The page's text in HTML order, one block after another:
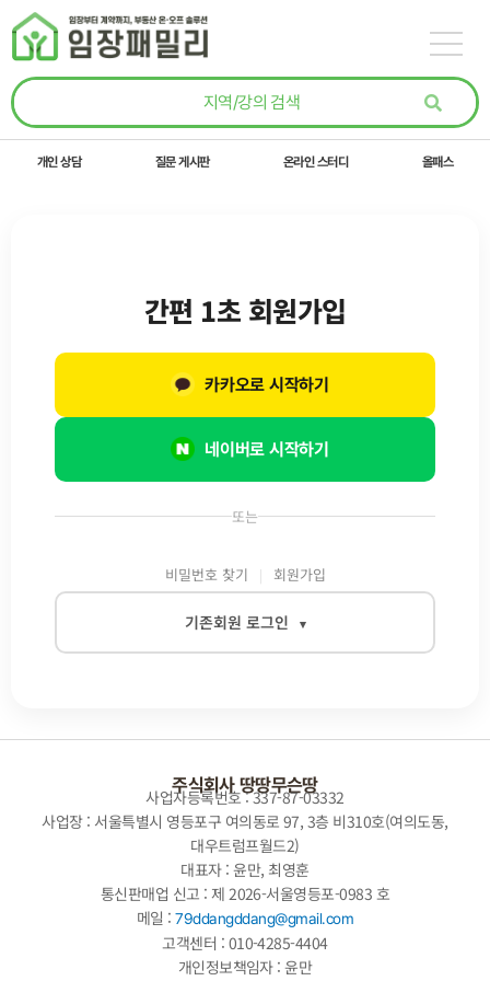
콘텐츠로
건너뛰기
개인 상담 질문 게시판 온라인 스터디 올패스
또는
비밀번호 찾기 회원가입
기존회원 로그인 ▾
로그인
간편 1초 회원가입
네이버로 시작하기
카카오로 시작하기
주식회사 땅땅무슨땅
사업자등록번호 : 337-87-03332
사업장 : 서울특별시 영등포구 여의동로 97, 3층 비310호(여의도동,
대우트럼프월드2)
대표자 : 윤만, 최영훈
통신판매업 신고 : 제 2026-서울영등포-0983 호
메일 :79ddangddang@gmail.com
고객센터 : 010-4285-4404
개인정보책임자 : 윤만